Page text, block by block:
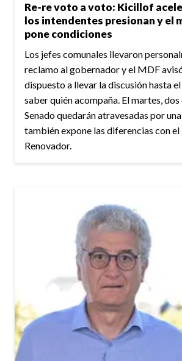
Re-re voto a voto: Kicillof
los intendentes presionan y el
pone condiciones
Los jefes comunales llevaron
reclamo al gobernador y el MDF
dispuesto a llevar la discusión hasta
saber quién acompaña. El martes,
Senado quedarán atravesadas por
también expone las diferencias con el
Renovador.